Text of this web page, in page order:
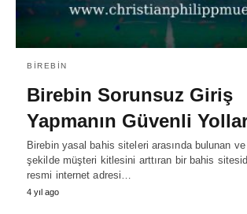
BIREBIN
Birebin Sorunsuz Giriş
Yapmanın Güvenli
Birebin yasal bahis siteleri arasında bulunan
şekilde müşteri kitlesini arttıran bir bahis
resmi internet adresi…
4 yıl ago